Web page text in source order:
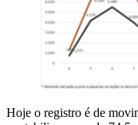
Hoje o registro é de